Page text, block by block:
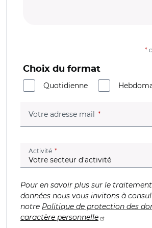
*
Choix du format
Quotidienne
Votre adresse mail (champ
Activité (champ obligatoire)
Pour en savoir plus sur le
données nous vous invitons à
notre Politique de protection des
caractère personnelle